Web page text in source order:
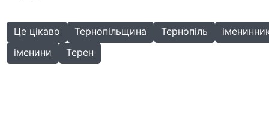
Це цікаво Тернопільщина Тернопіль
іменини
Терен